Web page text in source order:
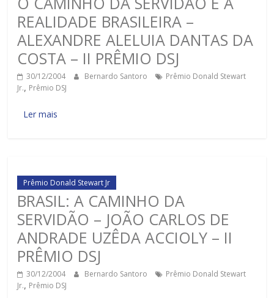
REALIDADE BRASILEIRA –
ALEXANDRE ALELUIA DANTAS DA
COSTA – II PRÊMIO DSJ
30/12/2004 Bernardo Santoro
Prêmio Donald Stewart
Jr., Prêmio DSJ
Ler mais
Prêmio Donald Stewart Jr
BRASIL: A CAMINHO DA
SERVIDÃO – JOÃO CARLOS DE
ANDRADE UZÊDA ACCIOLY – II
PRÊMIO DSJ
30/12/2004 Bernardo Santoro
Prêmio Donald Stewart
Jr., Prêmio DSJ